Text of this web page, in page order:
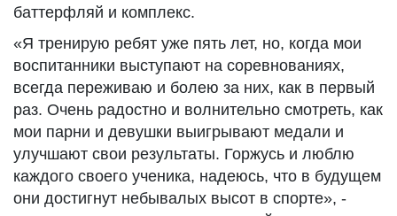
баттерфляй и комплекс.
«Я тренирую ребят уже пять лет, но, когда мои
воспитанники выступают на соревнованиях,
всегда переживаю и болею за них, как в первый
раз. Очень радостно и волнительно смотреть, как
мои парни и девушки выигрывают медали и
улучшают свои результаты. Горжусь и люблю
каждого своего ученика, надеюсь, что в будущем
они достигнут небывалых высот в спорте», -